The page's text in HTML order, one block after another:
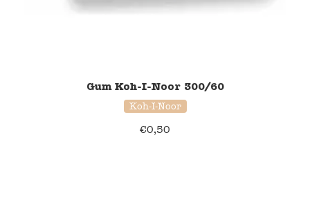
Gum Koh-I-Noor 300/60
Koh-I-Noor
€0,50